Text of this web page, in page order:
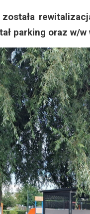
2023
2024
2025
parking oraz w/w